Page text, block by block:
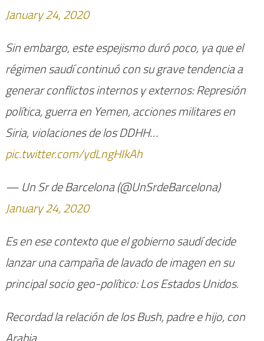
January 24, 2020
Sin embargo, este espejismo duró poco, ya que el
régimen saudí continuó con su grave tendencia a
generar conflictos internos y externos: Represión
política, guerra en Yemen, acciones militares en
Siria, violaciones de los DDHH…
pic.twitter.com/ydLngHIkAh
— Un Sr de Barcelona (@UnSrdeBarcelona)
January 24, 2020
Es en ese contexto que el gobierno saudí decide
lanzar una campaña de lavado de imagen en su
principal socio geo-político: Los Estados Unidos.
Recordad la relación de los Bush, padre e hijo, con